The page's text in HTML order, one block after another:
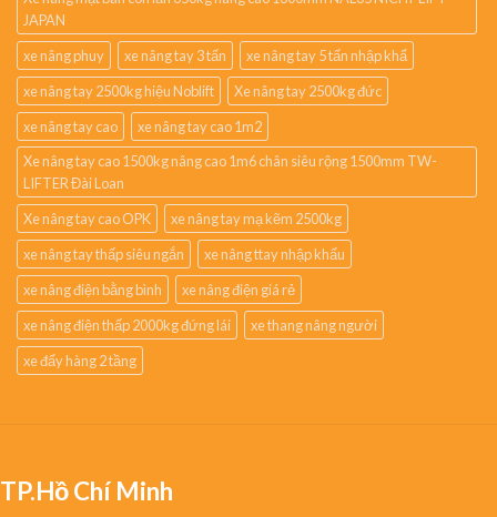
JAPAN
xe nâng phuy
xe nâng tay 3 tấn
xe nâng tay 5 tấn nhập khẩ
xe nâng tay 2500kg hiệu Noblift
Xe nâng tay 2500kg đức
xe nâng tay cao
xe nâng tay cao 1m2
Xe nâng tay cao 1500kg nâng cao 1m6 chân siêu rộng 1500mm TW-
LIFTER Đài Loan
Xe nâng tay cao OPK
xe nâng tay mạ kẽm 2500kg
xe nâng tay thấp siêu ngắn
xe nâng ttay nhập khẩu
xe nâng điện bằng bình
xe nâng điện giá rẻ
xe nâng điện thấp 2000kg đứng lái
xe thang nâng người
xe đẩy hàng 2 tầng
TP.Hồ Chí Minh